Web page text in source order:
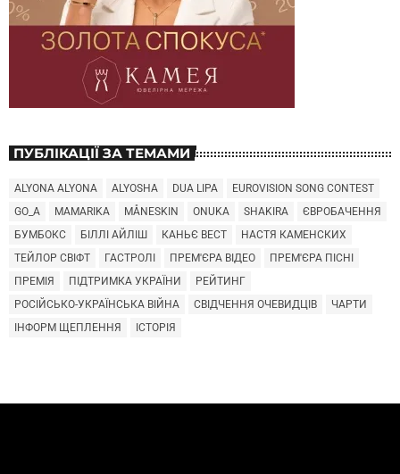
ПУБЛІКАЦІЇ ЗА ТЕМАМИ
ALYONA ALYONA ALYOSHA DUA LIPA
EUROVISION SONG CONTEST
GO_A
MAMARIKA MÅNESKIN ONUKA SHAKIRA
ЄВРОБАЧЕННЯ
БУМБОКС
БІЛЛІ АЙЛІШ КАНЬЄ ВЕСТ
НАСТЯ КАМЕНСКИХ
ТЕЙЛОР СВІФТ
ГАСТРОЛІ ПРЕМ'ЄРА ВІДЕО
ПРЕМ'ЄРА ПІСНІ
ПРЕМІЯ
ПІДТРИМКА УКРАЇНИ
РЕЙТИНГ
РОСІЙСЬКО-УКРАЇНСЬКА ВІЙНА
СВІДЧЕННЯ ОЧЕВИДЦІВ
ЧАРТИ
ІНФОРМ ЩЕПЛЕННЯ
ІСТОРІЯ